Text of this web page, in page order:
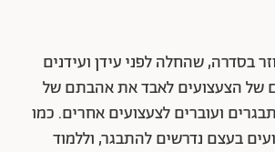
בסדרה, שהחלה לפני עידן ועידנים
חששם של הצעצועים לאבד את אהבתם של
ועוברים לצעצועים אחרים. כמו
בעצם נדרשים להתבגר, וללמוד